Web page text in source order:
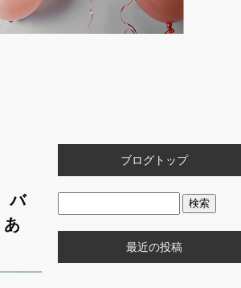
バ
ブログトップ
最近の投稿